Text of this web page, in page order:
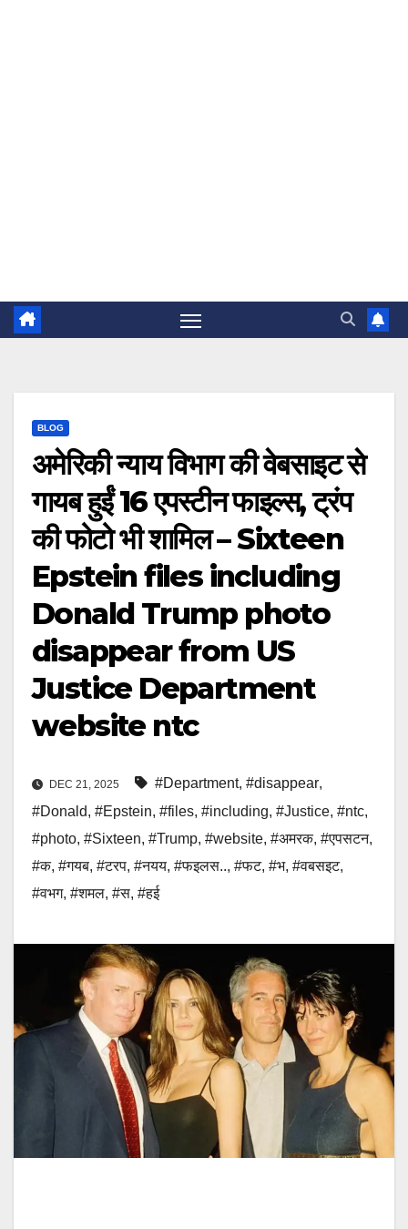
BLOG
अमेरिकी न्याय विभाग की वेबसाइट से
गायब हुईं 16 एपस्टीन फाइल्स, ट्रंप
की फोटो भी शामिल – Sixteen
Epstein files including
Donald Trump photo
disappear from US
Justice Department
website ntc
DEC 21, 2025 #Department, #disappear,
#Donald, #Epstein, #files, #including, #Justice, #ntc,
#photo, #Sixteen, #Trump, #website, #अमरक, #एपसटन,
#क, #गयब, #टरप, #नयय, #फइलस.., #फट, #भ, #वबसइट,
#वभग, #शमल, #स, #हई